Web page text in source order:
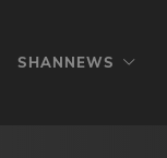
SHANNEWS